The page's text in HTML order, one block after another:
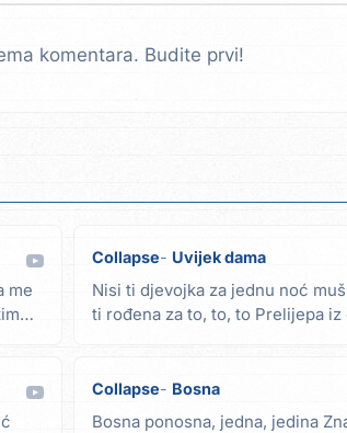
komentara. Budite prvi!
me
Collapse Uvijek dama
Nisi ti djevojka za jednu noć
ti rođena za to, to, to Prelijepa iz
Collapse Bosna
Bosna ponosna, jedna, jedina